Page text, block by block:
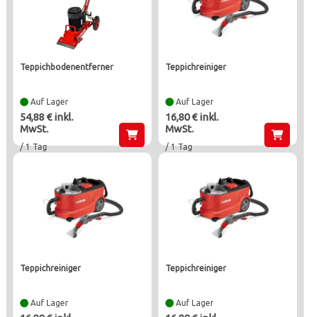
teppichbodenentferner
Auf Lager
54,88 € inkl.
MwSt.
/ 1 Tag
teppichreiniger
Auf Lager
16,80 € inkl.
MwSt.
/ 1 Tag
teppichreiniger
Auf Lager
teppichreiniger
Auf Lager